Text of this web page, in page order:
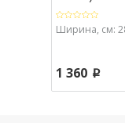
Ширина, см:
1 360 p